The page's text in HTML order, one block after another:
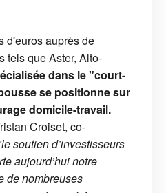
d'euros auprès de
tels que Aster, Alto-
dans le "court-
se positionne sur
domicile-travail.
Croiset, co-
soutien d’investisseurs
aujourd’hui notre
de nombreuses